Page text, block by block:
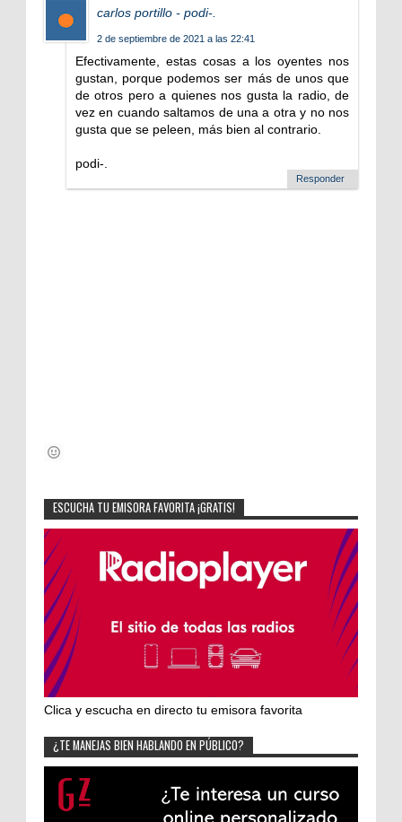
carlos portillo - podi-.
2 de septiembre de 2021 a las 22:41
Efectivamente, estas cosas a los oyentes nos
gustan, porque podemos ser más de unos que
de otros pero a quienes nos gusta la radio, de
vez en cuando saltamos de una a otra y no nos
gusta que se peleen, más bien al contrario.
podi-.
Responder
ESCUCHA TU EMISORA FAVORITA ¡GRATIS!
Clica y escucha en directo tu emisora favorita
¿TE MANEJAS BIEN HABLANDO EN PÚBLICO?